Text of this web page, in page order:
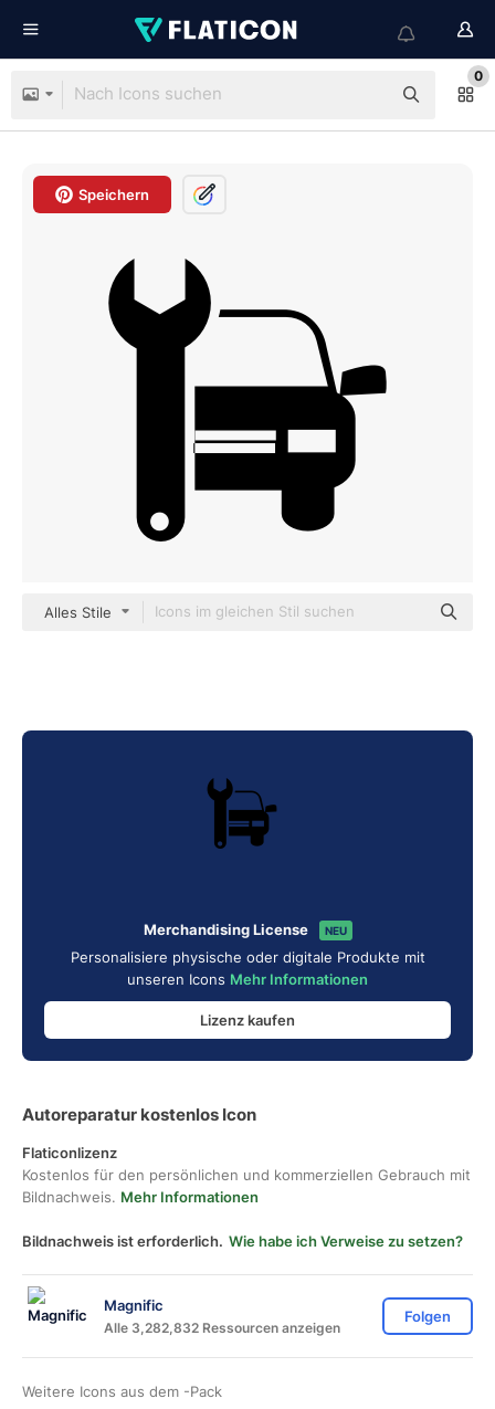
0
Speichern
Alles Stile
Merchandising License NEU
Personalisiere physische oder digitale Produkte mit
unseren Icons Mehr Informationen
Lizenz kaufen
Autoreparatur kostenlos Icon
Flaticonlizenz
Kostenlos für den persönlichen und kommerziellen Gebrauch mit
Bildnachweis. Mehr Informationen
Bildnachweis ist erforderlich. Wie habe ich Verweise zu setzen?
Magnific
Alle 3,282,832 Ressourcen anzeigen
Folgen
Weitere Icons aus dem -Pack